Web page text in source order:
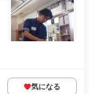
気になる